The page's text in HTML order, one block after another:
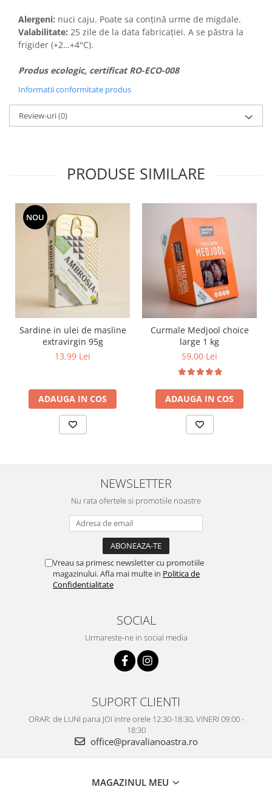
Alergeni: nuci caju. Poate sa conțină urme de migdale.
Valabilitate: 25 zile de la data fabricației. A se păstra la
frigider (+2…+4°C).
Produs ecologic, certificat RO-ECO-008
Informatii conformitate produs
Review-uri(0)
PRODUSE SIMILARE
NOU
Sardine in ulei de masline
extravirgin 95g
13,99 Lei
ADAUGA IN COS
Curmale Medjool choice
large 1 kg
59,00 Lei
ADAUGA IN COS
NEWSLETTER
Nu rata ofertele si promotiile noastre
Vreau sa primesc newsletter cu promotiile
magazinului. Afla mai multe in Politica de
Confidentialitate
SOCIAL
Urmareste-ne in social media
SUPORT CLIENTI
ORAR: de LUNI pana JOI intre orele 12:30-18:30, VINERI 09:00 -
18:30
office@pravalianoastra.ro
MAGAZINUL MEU